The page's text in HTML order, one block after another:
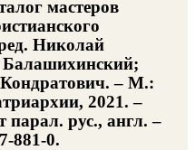
мастеров
Николай
Балашихинский;
– М.:
2021. –
парал. рус., англ. –
881-0.